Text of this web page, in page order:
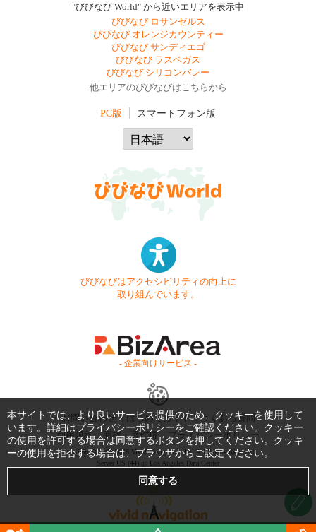
"びびなび World" から近いエリアを表示中
びびなび ロサンゼルス
びびなび オレンジカウンティー
びびなび サンディエゴ
びびなび ラスベガス
びびなび シリコンバレー
他エリアのびびなびはこちらから
PC版 スマートフォン版
びびなびはアクセシビリティの向上に
取り組んでいます。
- 企業向けサービス -
お問い合わせ はじめてガイド
よくある質問
利用規約
商標・著作権 プライバシーポリシー
Copyright © 1999-2026 Vivid Navigation, Inc. All Rights Reserved.
Server US (44) @ Los Angeles Data Center
本サイトでは、より良いサービス提供のため、クッキーを使用して
います。詳細はプライバシーポリシーをご確認ください。クッキー
の使用を許可する場合は同意するボタンを押してください。クッキ
ーの使用を拒否する場合は、ブラウザからご設定ください。